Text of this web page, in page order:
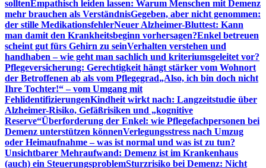
solltenEmpathisch leiden lassen: Warum Menschen mit Demenz
mehr brauchen als VerständnisGegeben, aber nicht genommen:
der stille MedikationsfehlerNeuer Alzheimer-Bluttest: Kann
man damit den Krankheitsbeginn vorhersagen?Enkel betreuen
scheint gut fürs Gehirn zu seinVerhalten verstehen und
handhaben – wie geht man sachlich und kriteriumsgeleitet vor?
Pflegeversicherung: Gerechtigkeit hängt stärker vom Wohnort
der Betroffenen ab als vom Pflegegrad„Also, ich bin doch nicht
Ihre Tochter!“ – vom Umgang mit
FehlidentifizierungenKindheit wirkt nach: Langzeitstudie über
Alzheimer-Risiko, Gefäßrisiken und „kognitive
Reserve“Überforderung der Enkel: wie Pflegefachpersonen bei
Demenz unterstützen könnenVerlegungsstress nach Umzug
oder Heimaufnahme – was ist normal und was ist zu tun?
Unsichtbarer Mehraufwand: Demenz ist im Krankenhaus
(auch) ein SteuerungsproblemSturzrisiko bei Demenz: Nicht